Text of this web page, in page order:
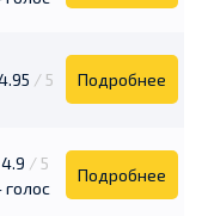
/ 5 Подробнее
4.9 / 5
голос
Подробнее